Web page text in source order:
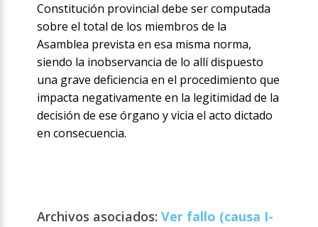
Constitución provincial debe ser computada
sobre el total de los miembros de la
Asamblea prevista en esa misma norma,
siendo la inobservancia de lo allí dispuesto
una grave deficiencia en el procedimiento que
impacta negativamente en la legitimidad de la
decisión de ese órgano y vicia el acto dictado
en consecuencia.
Archivos asociados:Ver fallo (causa I-